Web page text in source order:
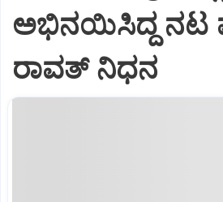
ಅಭಿನಯಿಸಿದ್ದ ನಟ
ರಾವತ್ ನಿಧನ